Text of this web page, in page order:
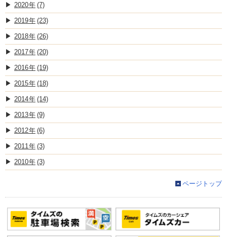
2020 (7)
2019 (23)
2018 (26)
2017 (20)
2016 (19)
2015 (18)
2014 (14)
2013 (9)
2012 (6)
2011 (3)
2010 (3)
ページトップ